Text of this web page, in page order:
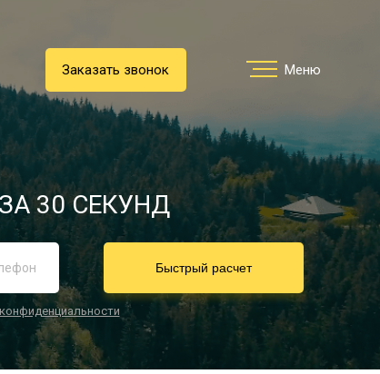
Заказать звонок Меню
Услуги
О компании
Заказать звонок Меню
30 СЕКУНД
Быстрый расчет